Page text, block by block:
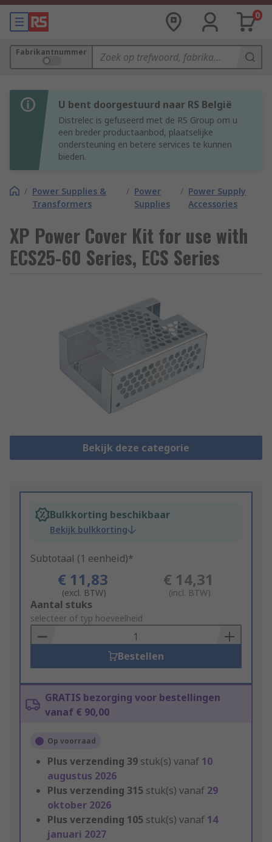
0
Fabrikantnummer
U bent doorgestuurd naar RS België
Distrelec is gefuseerd met de RS Group om u
een breder productaanbod, plaatselijke
ondersteuning en betere services te kunnen
bieden.
/ Power Supplies &
Transformers
/ Power
Supplies
/ Power Supply
Accessories
XP Power Cover Kit for use with
ECS25-60 Series, ECS Series
Bekijk deze categorie
Bulkkorting beschikbaar
Bekijk bulkkorting
Subtotaal (1 eenheid)*
€ 11,83
(excl. BTW)
€ 14,31
(incl. BTW)
Add
to
Basket
Aantal stuks
selecteer of typ hoeveelheid
Bestellen
GRATIS bezorging voor bestellingen
vanaf € 90,00
Op voorraad
Plus verzending 39 stuk(s) vanaf 10
augustus 2026
Plus verzending 315 stuk(s) vanaf 29
oktober 2026
Plus verzending 105 stuk(s) vanaf 14
januari 2027